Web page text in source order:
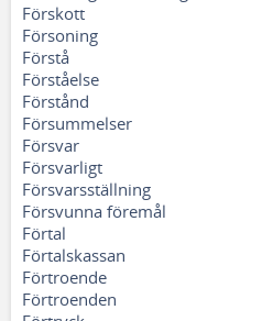
Förskott
Försoning
Förstå
Förståelse
Förstånd
Försummelser
Försvar
Försvarligt
Försvarsställning
Försvunna föremål
Förtal
Förtalskassan
Förtroende
Förtroenden